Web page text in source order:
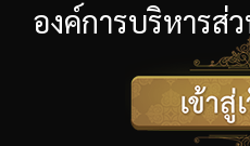
องค์การบริหารส่